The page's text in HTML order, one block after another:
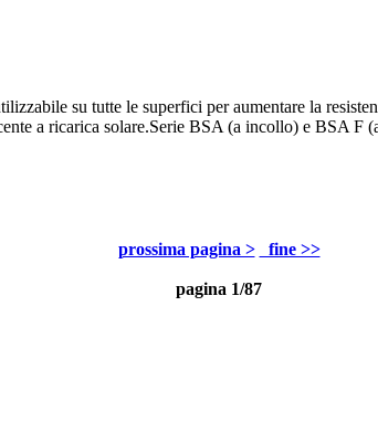
su tutte le superfici per aumentare la
a ricarica solare.Serie BSA (a incollo) e BSA F
prossima pagina > fine >>
pagina 1/87